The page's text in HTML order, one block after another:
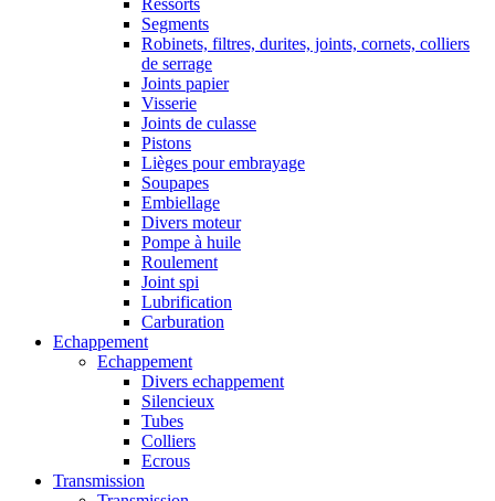
Segments
Robinets, filtres, durites, joints, cornets, colliers
de serrage
Joints papier
Visserie
Joints de culasse
Pistons
Lièges pour embrayage
Soupapes
Embiellage
Divers moteur
Pompe à huile
Roulement
Joint spi
Lubrification
Carburation
Echappement
Echappement
Divers echappement
Silencieux
Tubes
Colliers
Ecrous
Transmission